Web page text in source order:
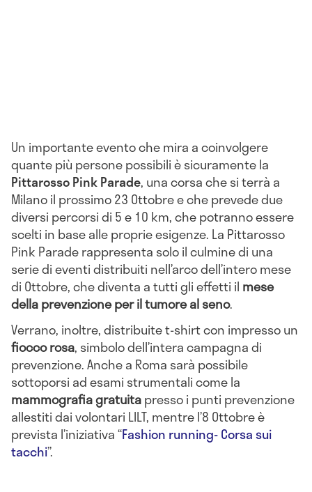
Un importante evento che mira a coinvolgere
quante più persone possibili è sicuramente la
Pittarosso Pink Parade, una corsa che si terrà a
Milano il prossimo 23 Ottobre e che prevede due
diversi percorsi di 5 e 10 km, che potranno essere
scelti in base alle proprie esigenze. La Pittarosso
Pink Parade rappresenta solo il culmine di una
serie di eventi distribuiti nell’arco dell’intero mese
di Ottobre, che diventa a tutti gli effetti il mese
della prevenzione per il tumore al seno.
Verrano, inoltre, distribuite t-shirt con impresso un
fiocco rosa, simbolo dell’intera campagna di
prevenzione. Anche a Roma sarà possibile
sottoporsi ad esami strumentali come la
mammografia gratuitapresso i punti prevenzione
allestiti dai volontari LILT, mentre l’8 Ottobre è
prevista l’iniziativa “Fashion running- Corsa sui
tacchi”.